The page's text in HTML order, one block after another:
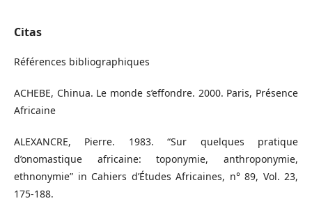
Citas
Références bibliographiques
ACHEBE, Chinua. Le monde s’effondre. 2000. Paris, Présence
Africaine
ALEXANCRE, Pierre. 1983. “Sur quelques pratique
d’onomastique africaine: toponymie, anthroponymie,
ethnonymie” in Cahiers d’Études Africaines, n° 89, Vol. 23,
175-188.